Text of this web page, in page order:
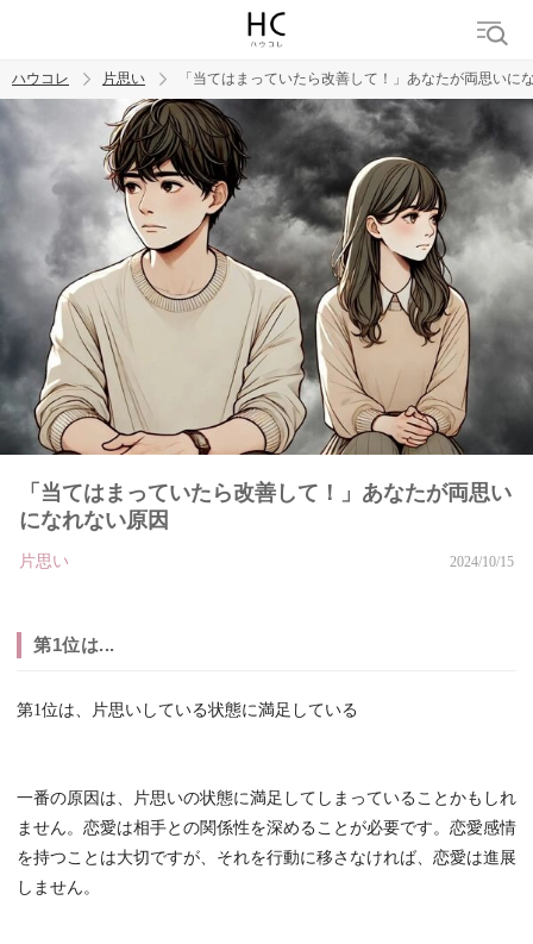
トレンド ワード
恋がしたい 女磨き
ハウコレ 片思い 「当てはまっていたら改善して！」あなたが両思い
「当てはまっていたら改善して！」あなたが両思い
になれない原因
片思い 2024/10/15
第1位は...
第1位は、片思いしている状態に満足している
一番の原因は、片思いの状態に満足してしまっていることかもしれ
ません。恋愛は相手との関係性を深めることが必要です。恋愛感情
を持つことは大切ですが、それを行動に移さなければ、恋愛は進展
しません。